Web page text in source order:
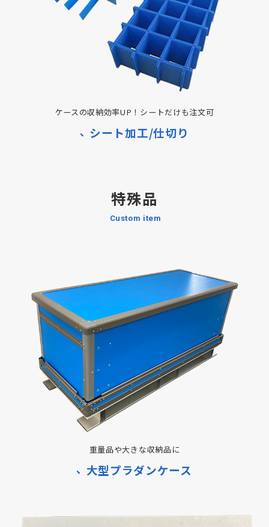
ケースの収納効率UP！シートだけも注文可
シート加工/仕切り
特殊品
重量品や大きな収納品に
大型プラダンケース